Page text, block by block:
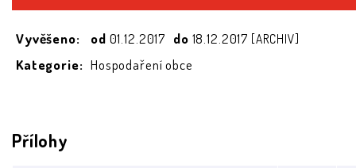
Vyvěšeno: od 01.12.2017 do 18.12.2017 [ARCHIV]
Kategorie: Hospodaření obce
Přílohy